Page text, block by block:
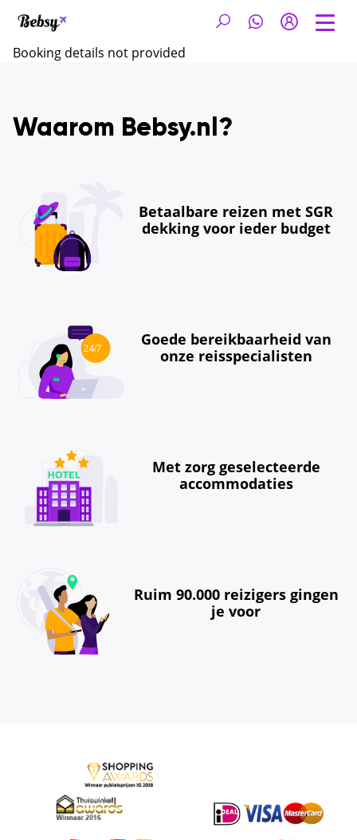
Booking details not provided
Waarom Bebsy.nl?
Betaalbare reizen met SGR
dekking voor ieder budget
Goede bereikbaarheid van
onze reisspecialisten
Met zorg geselecteerde
accommodaties
Ruim 90.000 reizigers gingen
je voor